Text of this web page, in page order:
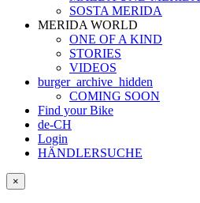
SOSTA MERIDA
MERIDA WORLD
ONE OF A KIND
STORIES
VIDEOS
burger_archive_hidden
COMING SOON
Find your Bike
de-CH
Login
HÄNDLERSUCHE
×